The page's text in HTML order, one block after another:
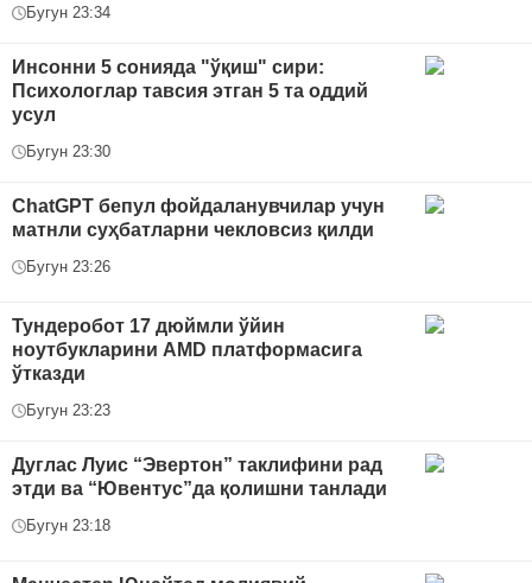
Бугун 23:34
Инсонни 5 сонияда "ўқиш" сири:
Психологлар тавсия этган 5 та оддий
усул
Бугун 23:30
ChatGPT бепул фойдаланувчилар учун
матнли суҳбатларни чекловсиз қилди
Бугун 23:26
Тундеробот 17 дюймли ўйин
ноутбукларини AMD платформасига
ўтказди
Бугун 23:23
Дуглас Луис “Эвертон” таклифини рад
этди ва “Ювентус”да қолишни танлади
Бугун 23:18